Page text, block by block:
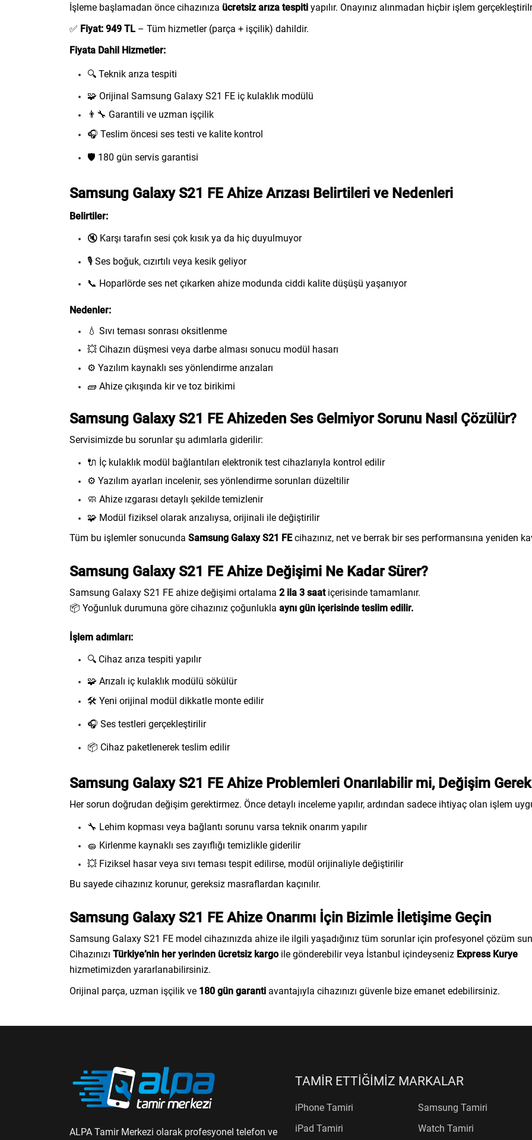
İşleme başlamadan önce cihazınıza ücretsiz arıza tespiti yapılır. Onayınız alınmadan hiçbir işlem
✅ Fiyat: 949 TL – Tüm hizmetler (parça + işçilik) dahildir.
Fiyata Dahil Hizmetler:
🔍 Teknik arıza tespiti
🧩 Orijinal Samsung Galaxy S21 FE iç kulaklık modülü
👨‍🔧 Garantili ve uzman işçilik
🎧 Teslim öncesi ses testi ve kalite kontrol
🛡️ 180 gün servis garantisi
Samsung Galaxy S21 FE Ahize Arızası Belirtileri ve Nedenleri
Belirtiler:
🔇 Karşı tarafın sesi çok kısık ya da hiç duyulmuyor
🎙️ Ses boğuk, cızırtılı veya kesik geliyor
📞 Hoparlörde ses net çıkarken ahize modunda ciddi kalite düşüşü yaşanıyor
Nedenler:
💧 Sıvı teması sonrası oksitlenme
💥 Cihazın düşmesi veya darbe alması sonucu modül hasarı
⚙️ Yazılım kaynaklı ses yönlendirme arızaları
🧱 Ahize çıkışında kir ve toz birikimi
Samsung Galaxy S21 FE Ahizeden Ses Gelmiyor Sorunu Nasıl Çözülür?
Servisimizde bu sorunlar şu adımlarla giderilir:
🔌 İç kulaklık modül bağlantıları elektronik test cihazlarıyla kontrol edilir
⚙️ Yazılım ayarları incelenir, ses yönlendirme sorunları düzeltilir
🧼 Ahize ızgarası detaylı şekilde temizlenir
🧩 Modül fiziksel olarak arızalıysa, orijinali ile değiştirilir
Tüm bu işlemler sonucunda Samsung Galaxy S21 FEcihazınız, net ve berrak bir ses performansına yeniden
Samsung Galaxy S21 FE Ahize Değişimi Ne Kadar Sürer?
Samsung Galaxy S21 FE ahize değişimi ortalama 2 ila 3 saatiçerisinde tamamlanır.
📦 Yoğunluk durumuna göre cihazınız çoğunlukla aynı gün içerisinde teslim edilir.
İşlem adımları:
🔍 Cihaz arıza tespiti yapılır
🧩 Arızalı iç kulaklık modülü sökülür
🛠️ Yeni orijinal modül dikkatle monte edilir
🎧 Ses testleri gerçekleştirilir
📦 Cihaz paketlenerek teslim edilir
Samsung Galaxy S21 FE Ahize Problemleri Onarılabilir mi, Değişim
Her sorun doğrudan değişim gerektirmez. Önce detaylı inceleme yapılır, ardından sadece ihtiyaç olan işlem
🔧 Lehim kopması veya bağlantı sorunu varsa teknik onarım yapılır
🧽 Kirlenme kaynaklı ses zayıflığı temizlikle giderilir
💥 Fiziksel hasar veya sıvı teması tespit edilirse, modül orijinaliyle değiştirilir
Bu sayede cihazınız korunur, gereksiz masraflardan kaçınılır.
Samsung Galaxy S21 FE Ahize Onarımı İçin Bizimle İletişime Geçin
Samsung Galaxy S21 FE model cihazınızda ahize ile ilgili yaşadığınız tüm sorunlar için profesyonel çözüm
Cihazınızı Türkiye’nin her yerinden ücretsiz kargoile gönderebilir veya İstanbul içindeyseniz Express Kurye
hizmetimizden yararlanabilirsiniz.
Orijinal parça, uzman işçilik ve 180 gün garanti avantajıyla cihazınızı güvenle bize emanet edebilirsiniz.
ALPA Tamir Merkezi olarak profesyonel telefon ve
TAMİR ETTİĞİMİZ MARKALAR
iPhone Tamiri
Samsung Tamiri
iPad Tamiri
Watch Tamiri